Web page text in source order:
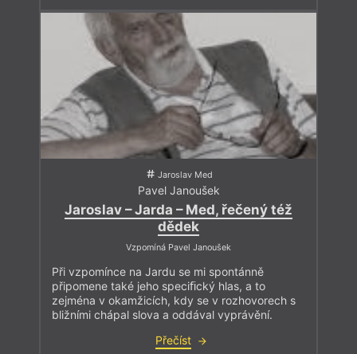
Jaroslav Med
Pavel Janoušek
Jaroslav – Jarda – Med, řečený též
dědek
Vzpomíná Pavel Janoušek
Při vzpomínce na Jardu se mi spontánně
připomene také jeho speciﬁcký hlas, a to
zejména v okamžicích, kdy se v rozhovorech s
bližními chápal slova a oddával vyprávění.
Přečíst